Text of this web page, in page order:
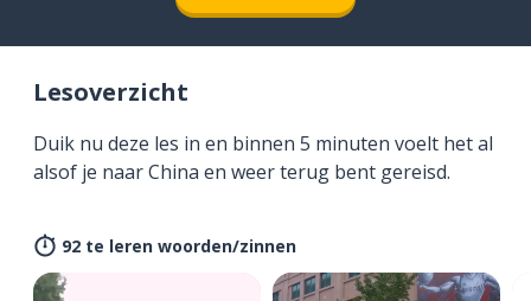
Lesoverzicht
Duik nu deze les in en binnen 5 minuten voelt het al
alsof je naar China en weer terug bent gereisd.
92 te leren woorden/zinnen